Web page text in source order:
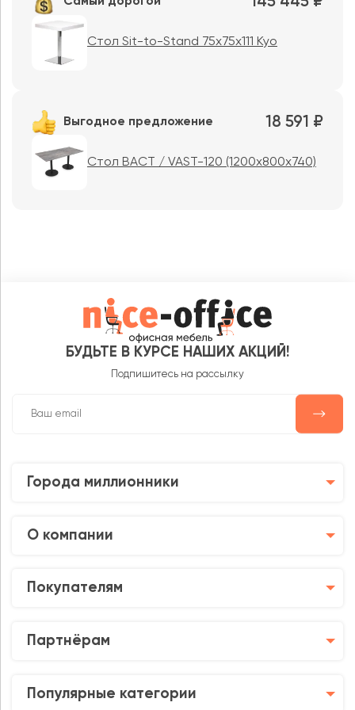
Стол Sit-to-Stand 75x75x111 Kyo
Выгодное предложение 18 591 ₽
Стол ВАСТ / VAST-120 (1200x800x740)
БУДЬТЕ В КУРСЕ НАШИХ АКЦИЙ!
Подпишитесь на рассылку
Города миллионники
О компании
Покупателям
Партнёрам
Популярные категории